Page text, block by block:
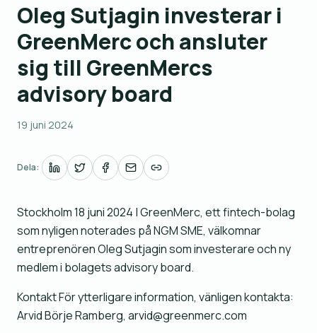
Oleg Sutjagin investerar i
GreenMerc och ansluter
sig till GreenMercs
advisory board
19 juni 2024
Dela:
Stockholm 18 juni 2024 | GreenMerc, ett fintech-bolag
som nyligen noterades på NGM SME, välkomnar
entreprenören Oleg Sutjagin som investerare och ny
medlem i bolagets advisory board.
Kontakt För ytterligare information, vänligen kontakta:
Arvid Börje Ramberg, arvid@greenmerc.com